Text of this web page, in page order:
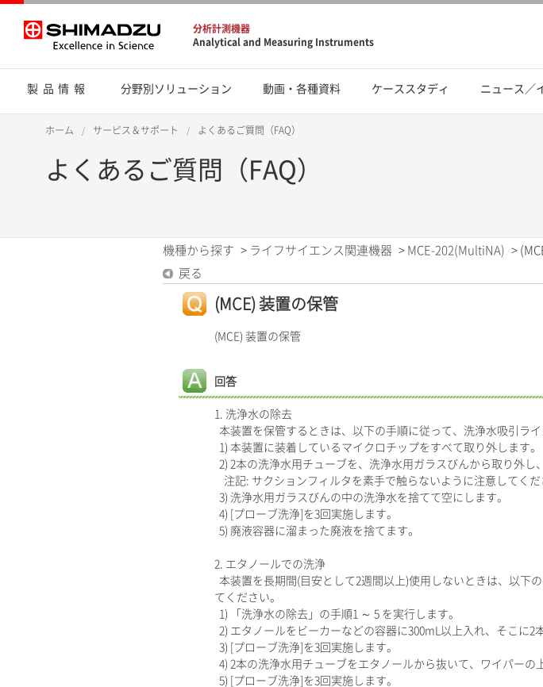
分析計測機器
Analytical and Measuring Instruments
製品情報 分野別ソリューション 動画・各種資料 ケーススタディ ニュース／
ホーム サービス＆サポート よくあるご質問（FAQ）
よくあるご質問（FAQ）
機種から探す > ライフサイエンス関連機器 > MCE-202(MultiNA) >
戻る
(MCE) 装置の保管
(MCE) 装置の保管
回答
1. 洗浄水の除去
本装置を保管するときは、以下の手順に従って、洗浄水吸引ラ
1) 本装置に装着しているマイクロチップをすべて取り外します。
2) 2本の洗浄水用チューブを、洗浄水用ガラスびんから取り外し
注記: サクションフィルタを素手で触らないように注意してくだ
3) 洗浄水用ガラスびんの中の洗浄水を捨てて空にします。
4) [プローブ洗浄]を3回実施します。
5) 廃液容器に溜まった廃液を捨てます。
2. エタノールでの洗浄
本装置を長期間(目安として2週間以上)使用しないときは、以下
てください。
1) 「洗浄水の除去」の手順1 ～ 5 を実行します。
2) エタノールをビーカーなどの容器に300mL以上入れ、そこに2
3) [プローブ洗浄]を3回実施します。
4) 2本の洗浄水用チューブをエタノールから抜いて、ワイパーの
5) [プローブ洗浄]を3回実施します。